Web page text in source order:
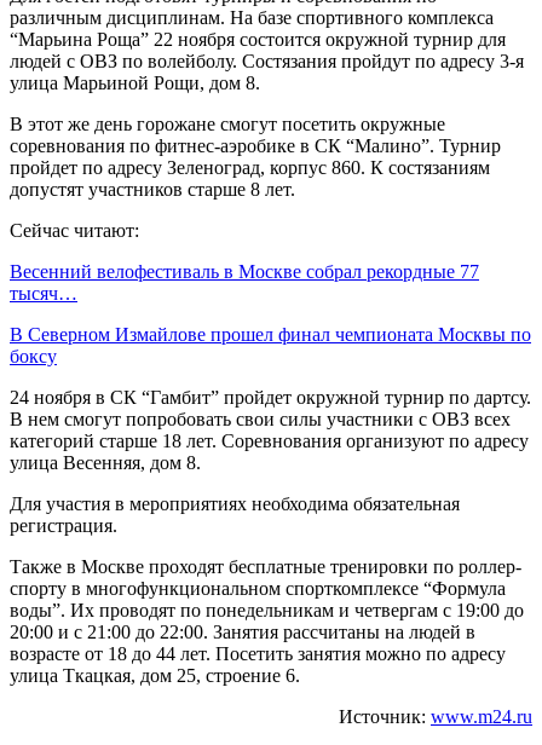
различным дисциплинам. На базе спортивного комплекса
“Марьина Роща” 22 ноября состоится окружной турнир для
людей с ОВЗ по волейболу. Состязания пройдут по адресу 3-я
улица Марьиной Рощи, дом 8.
В этот же день горожане смогут посетить окружные
соревнования по фитнес-аэробике в СК “Малино”. Турнир
пройдет по адресу Зеленоград, корпус 860. К состязаниям
допустят участников старше 8 лет.
Сейчас читают:
Весенний велофестиваль в Москве собрал рекордные 77
тысяч…
В Северном Измайлове прошел финал чемпионата Москвы по
боксу
24 ноября в СК “Гамбит” пройдет окружной турнир по дартсу.
В нем смогут попробовать свои силы участники с ОВЗ всех
категорий старше 18 лет. Соревнования организуют по адресу
улица Весенняя, дом 8.
Для участия в мероприятиях необходима обязательная
регистрация.
Также в Москве проходят бесплатные тренировки по роллер-
спорту в многофункциональном спорткомплексе “Формула
воды”. Их проводят по понедельникам и четвергам с 19:00 до
20:00 и с 21:00 до 22:00. Занятия рассчитаны на людей в
возрасте от 18 до 44 лет. Посетить занятия можно по адресу
улица Ткацкая, дом 25, строение 6.
Источник: www.m24.ru